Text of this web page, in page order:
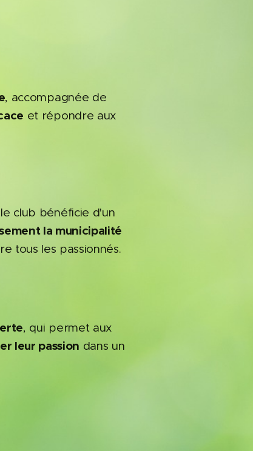
, accompagnée de
et répondre aux
club bénéficie d'un
la municipalité
tous les passionnés.
, qui permet aux
leur passion dans un